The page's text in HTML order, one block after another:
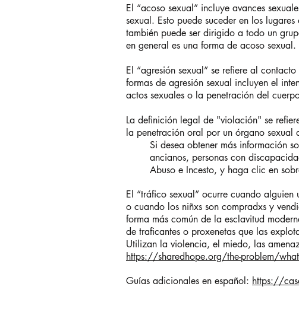
El “acoso sexual” incluye avances
sexual. Esto puede suceder en los
también puede ser dirigido a todo un
en general es una forma de acoso sexual.
El “agresión sexual” se refiere al
formas de agresión sexual incluyen el
actos sexuales o la penetración del
La definición legal de "violación" se
la penetración oral por un órgano sexual
Si desea obtener más información
ancianos, personas con
Abuso e Incesto, y haga clic en
El “tráfico sexual” ocurre cuando
o cuando los niñxs son compradxs y
forma más común de la esclavitud
de traficantes o proxenetas que las
Utilizan la violencia, el miedo, las
https://sharedhope.org/the-problem/
Guías adicionales en español: https://